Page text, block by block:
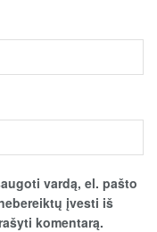
vardą, el. pašto
įvesti iš
komentarą.